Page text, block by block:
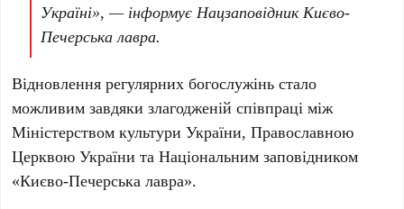
Україні», — інформує Нацзаповідник Києво-
Печерська лавра.
Відновлення регулярних богослужінь стало
можливим завдяки злагодженій співпраці між
Міністерством культури України,Православною
Церквою України таНаціональним заповідником
«Києво-Печерська лавра».